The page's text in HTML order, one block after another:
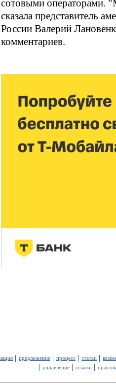
сотовыми операторами.
сказала представитель
России Валерий
комментариев.
предложение процесс статьи
управление
ссылки